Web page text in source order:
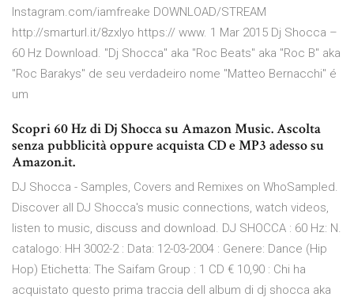
Instagram.com/iamfreake DOWNLOAD/STREAM
http://smarturl.it/8zxlyo https:// www. 1 Mar 2015 Dj Shocca –
60 Hz Download. "Dj Shocca" aka "Roc Beats" aka "Roc B" aka
"Roc Barakys" de seu verdadeiro nome "Matteo Bernacchi" é
um
Scopri 60 Hz di Dj Shocca su Amazon Music. Ascolta
senza pubblicità oppure acquista CD e MP3 adesso su
Amazon.it.
DJ Shocca - Samples, Covers and Remixes on WhoSampled.
Discover all DJ Shocca's music connections, watch videos,
listen to music, discuss and download. DJ SHOCCA : 60 Hz: N.
catalogo: HH 3002-2 : Data: 12-03-2004 : Genere: Dance (Hip
Hop) Etichetta: The Saifam Group : 1 CD € 10,90 : Chi ha
acquistato questo prima traccia dell album di dj shocca aka